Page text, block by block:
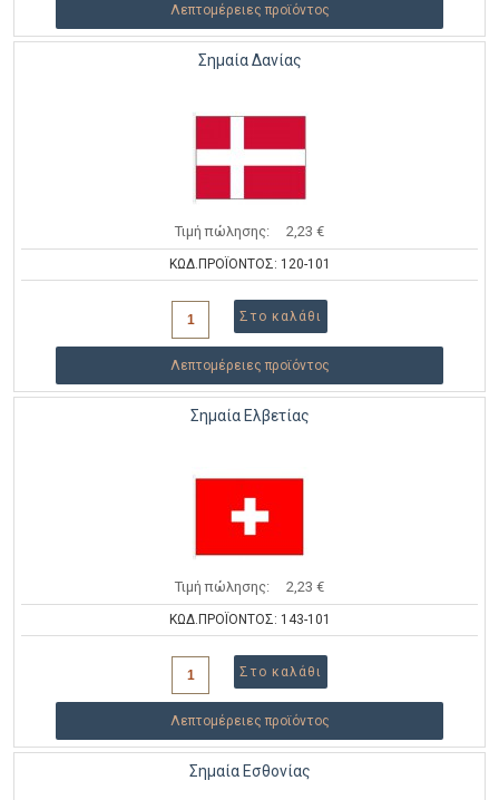
Λεπτομέρειες προϊόντος
Σημαία Δανίας
Τιμή πώλησης: 2,23 €
ΚΩΔ.ΠΡΟΪΟΝΤΟΣ: 120-101
Λεπτομέρειες προϊόντος
Σημαία Ελβετίας
Τιμή πώλησης: 2,23 €
ΚΩΔ.ΠΡΟΪΟΝΤΟΣ: 143-101
Λεπτομέρειες προϊόντος
Σημαία Εσθονίας